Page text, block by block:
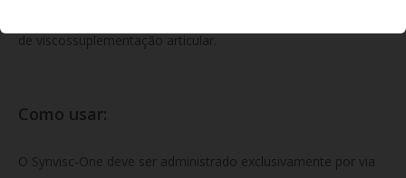
de viscossuplementação articular.
Como usar:
O Synvisc-One deve ser administrado exclusivamente por via